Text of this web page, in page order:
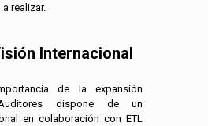
realizar.
Internacional
de la expansión
dispone de un
en colaboración con ETL